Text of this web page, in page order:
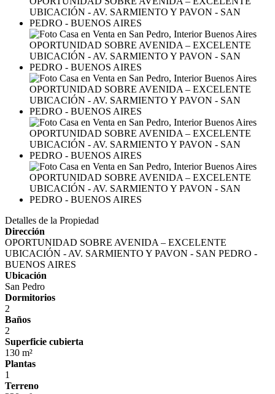
Detalles de la Propiedad
Dirección
OPORTUNIDAD SOBRE AVENIDA – EXCELENTE
UBICACIÓN - AV. SARMIENTO Y PAVON - SAN PEDRO -
BUENOS AIRES
Ubicación
San Pedro
Dormitorios
2
Baños
2
Superficie cubierta
130 m²
Plantas
1
Terreno